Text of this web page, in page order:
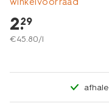
2.
29
€45.80/l